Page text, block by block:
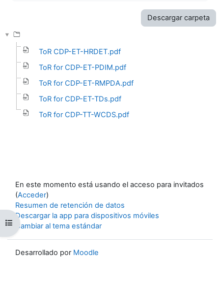
Abrir índice del curso
Descargar carpeta
ToR CDP-ET-HRDET.pdf
ToR for CDP-ET-PDIM.pdf
ToR for CDP-ET-RMPDA.pdf
ToR for CDP-ET-TDs.pdf
ToR for CDP-TT-WCDS.pdf
En este momento está usando el acceso para invitados
(Acceder)
Resumen de retención de datos
Descargar la app para dispositivos móviles
Cambiar al tema estándar
Desarrollado por Moodle